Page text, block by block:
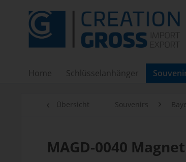
Home Schlüsselanhänger
Übersicht Souvenirs
MAGD-0040